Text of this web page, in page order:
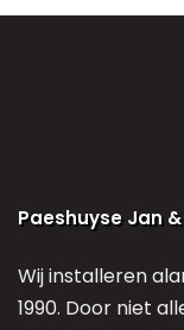
Paeshuyse Jan
Wij installeren
1990. Door niet